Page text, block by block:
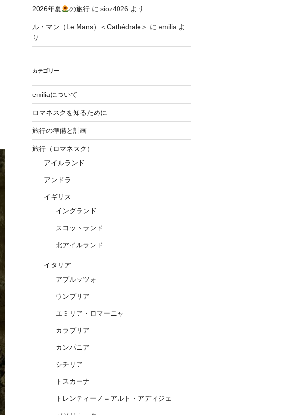
2026年夏 の旅行に sioz4026 より
ル・マン（Le Mans）＜Cathédrale＞ に emiliaよ
り
カテゴリー
emiliaについて
ロマネスクを知るために
旅行の準備と計画
旅行（ロマネスク）
アイルランド
アンドラ
イギリス
イングランド
スコットランド
北アイルランド
イタリア
アブルッツォ
ウンブリア
エミリア・ロマーニャ
カラブリア
カンパニア
シチリア
トスカーナ
トレンティーノ＝アルト・アディジェ